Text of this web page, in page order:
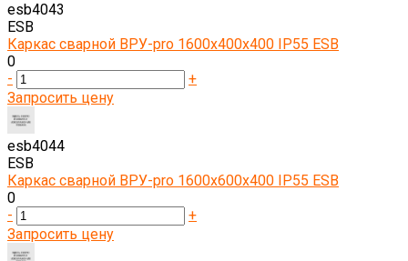
esb4043
ESB
Каркас сварной ВРУ-pro 1600х400х400 IP55 ESB
0
-
+
Запросить цену
esb4044
ESB
Каркас сварной ВРУ-pro 1600х600х400 IP55 ESB
0
-
+
Запросить цену